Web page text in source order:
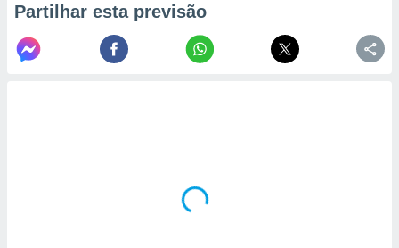
Partilhar esta previsão